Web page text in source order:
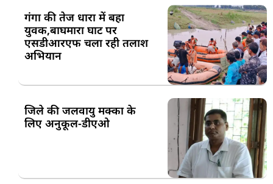
गंगा की तेज धारा में बहा
युवक,बाघमारा घाट पर
एसडीआरएफ चला रही तलाश
अभियान
जिले की जलवायु मक्का के
लिए अनुकूल-डीएओ